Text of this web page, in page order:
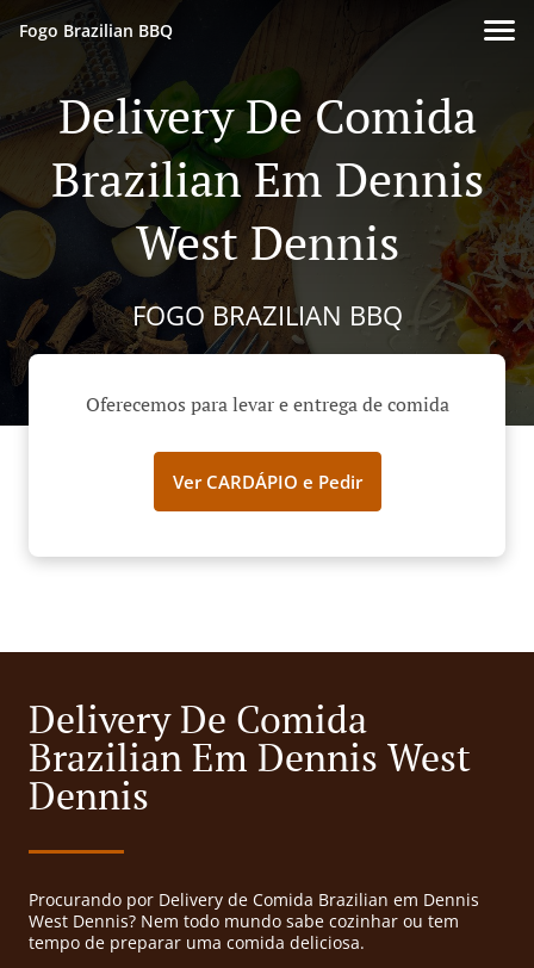
Fogo Brazilian BBQ
Delivery De Comida
Brazilian Em Dennis
West Dennis
FOGO BRAZILIAN BBQ
Oferecemos para levar e entrega de comida
Ver CARDÁPIO e Pedir
Delivery De Comida
Brazilian Em Dennis West
Dennis
Procurando por Delivery de Comida Brazilian em Dennis
West Dennis? Nem todo mundo sabe cozinhar ou tem
tempo de preparar uma comida deliciosa.